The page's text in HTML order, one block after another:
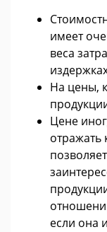
имеет
веса
На цены,
Цене
отражать
если она